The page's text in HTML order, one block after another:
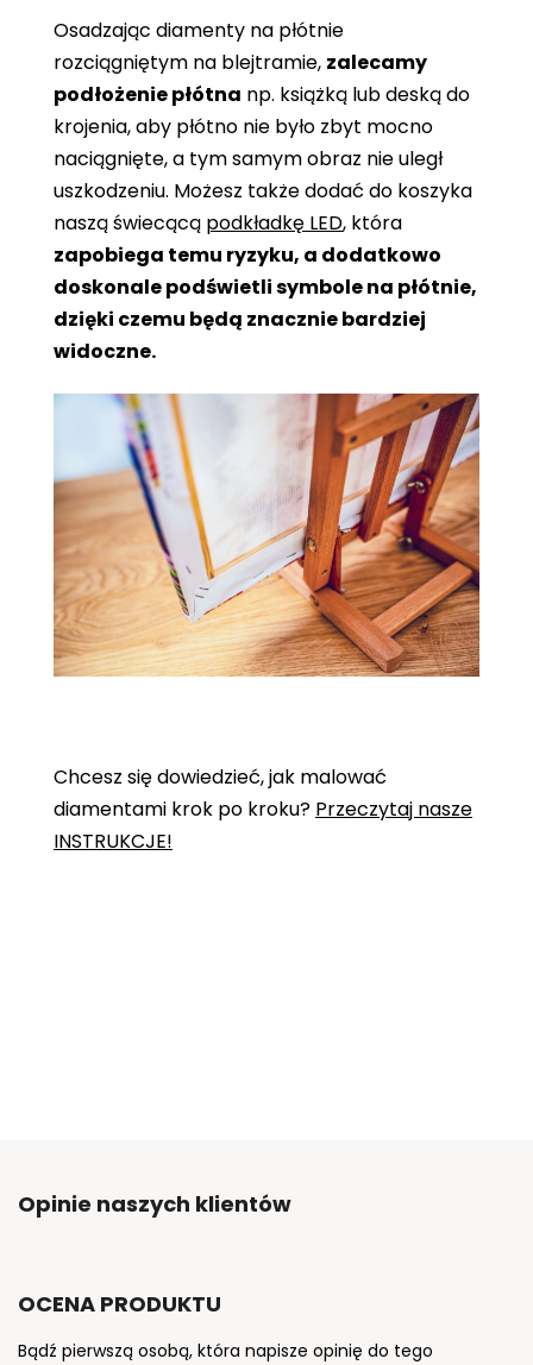
Osadzając diamenty na płótnie
rozciągniętym na blejtramie, zalecamy
podłożenie płótna np. książką lub deską do
krojenia, aby płótno nie było zbyt mocno
naciągnięte, a tym samym obraz nie uległ
uszkodzeniu. Możesz także dodać do koszyka
naszą świecącą podkładkę LED, która
zapobiega temu ryzyku, a dodatkowo
doskonale podświetli symbole na płótnie,
dzięki czemu będą znacznie bardziej
widoczne.
Chcesz się dowiedzieć, jak malować
diamentami krok po kroku? Przeczytaj nasze
INSTRUKCJE!
Opinie naszych klientów
OCENA PRODUKTU
Bądź pierwszą osobą, która napisze opinię do tego